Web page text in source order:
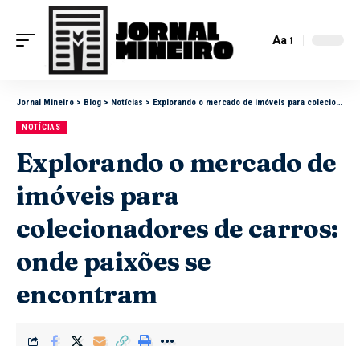
Aa
Jornal Mineiro > Blog > Notícias > Explorando o mercado de imóveis para colecionadores de carros: onde paixões se encontram
NOTÍCIAS
Explorando o mercado de
imóveis para
colecionadores de carros:
onde paixões se
encontram